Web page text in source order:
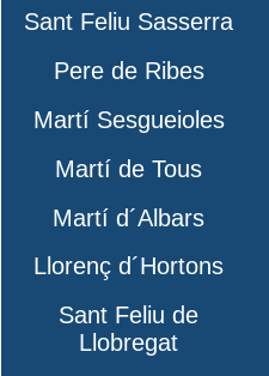
Sant Feliu Sasserra
Pere de Ribes
Martí Sesgueioles
Martí de Tous
Martí d´Albars
Llorenç d´Hortons
Sant Feliu de
Llobregat